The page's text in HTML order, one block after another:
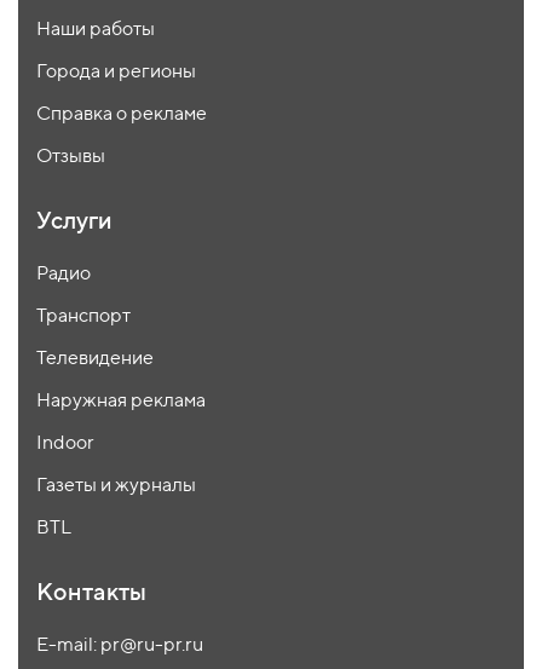
Наши работы
Города и регионы
Справка о рекламе
Отзывы
Услуги
Радио
Транспорт
Телевидение
Наружная реклама
Indoor
Газеты и журналы
BTL
Контакты
E-mail: pr@ru-pr.ru